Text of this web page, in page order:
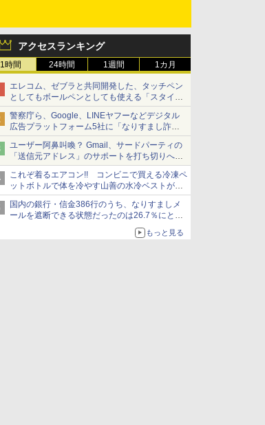
アクセスランキング
1時間 24時間 1週間 1カ月
エレコム、ゼブラと共同開発した、タッチペン
としてもボールペンとしても使える「スタイラ
スツーウェイ」発売 iPadにも紙にも、持ち替
えずに書き込める
警察庁ら、Google、LINEヤフーなどデジタル
広告プラットフォーム5社に「なりすまし詐欺
広告」対策強化を要請 著名人の写真や映像を
使った投資詐欺などへの対策として
ユーザー阿鼻叫喚？ Gmail、サードパーティの
「送信元アドレス」のサポートを打ち切りへ
【やじうまWatch】
これぞ着るエアコン!! コンビニで買える冷凍ペ
ットボトルで体を冷やす山善の水冷ベストがロ
ードバイクにちょうどいい【ぼっち・ざ・ろー
ど！その14】【空いた時間でなにしてる？】
国内の銀行・信金386行のうち、なりすましメ
ールを遮断できる状態だったのは26.7％にとど
まる～GMOブランドセキュリティ調査
もっと見る